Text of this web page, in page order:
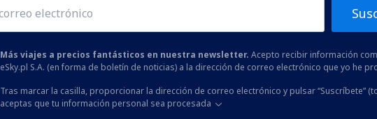
Más viajes a precios fantásticos en nuestra newsletter. Acepto recibir información
eSky.pl S.A. (en forma de boletín de noticias) a la dirección de correo electrónico que yo he
Tras marcar la casilla, proporcionar la dirección de correo electrónico y pulsar “Suscríbete”
aceptas que tu información personal sea procesada